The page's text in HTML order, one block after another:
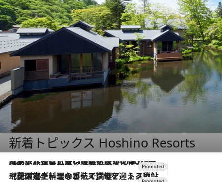
新着トピックス Hoshino Resorts
2026.7.31
【ホテル帰省】という選択肢をOMOが提案。家族とほどよい距離を保つには「昼は実家、夜は気兼ねなくホテルで！」
2026.7.24
【夏限定ディナーコース】旬を迎える稚鮎や花ズッキーニなどをイタリア・トスカーナの郷土料理の手法で満喫！